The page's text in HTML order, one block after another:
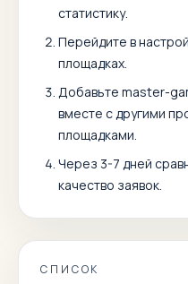
статистику.
Перейдите в
площадках.
Добавьте master-
вместе с другими
площадками.
Через 3-7 дней
качество заявок.
СПИСОК